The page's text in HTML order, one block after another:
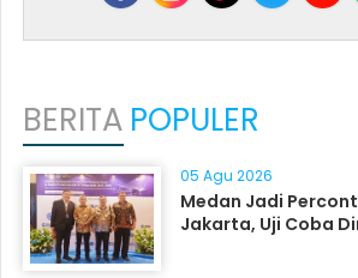
BERITA POPULER
05 Agu 2026
Medan Jadi
Jakarta, Uji Coba